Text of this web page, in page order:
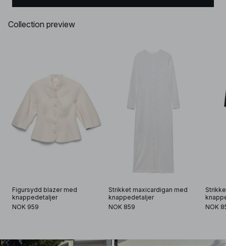
Collection preview
Figursydd blazer med
knappedetaljer
NOK 959
Strikket maxicardigan med
knappedetaljer
NOK 859
NOK